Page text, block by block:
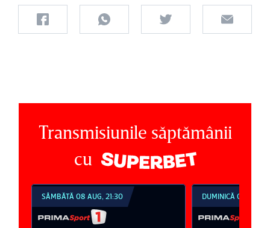
Transmisiunile săptămânii
cu
SÂMBĂTĂ 08 AUG, 21:30 DUMINICĂ 09 AUG,